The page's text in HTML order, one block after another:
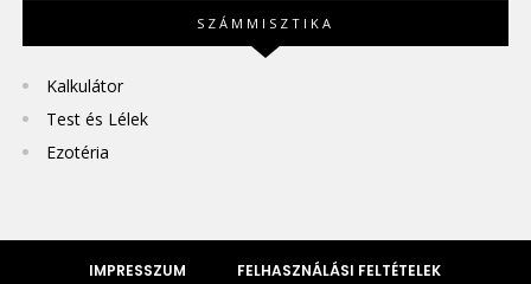
SZÁMMISZTIKA
Kalkulátor
Test és Lélek
Ezotéria
IMPRESSZUM FELHASZNÁLÁSI FELTÉTELEK